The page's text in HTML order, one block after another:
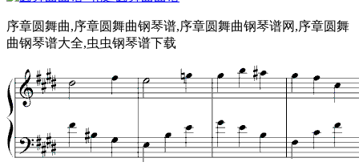
序章圆舞曲,序章圆舞曲钢琴谱,序章圆舞曲钢琴谱网,序章圆舞
曲钢琴谱大全,虫虫钢琴谱下载